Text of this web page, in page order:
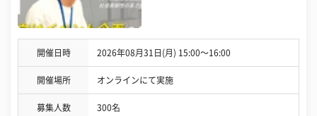
開催日時 2026年08月31日(月) 15:00〜16:00
開催場所 オンラインにて実施
募集人数 300名